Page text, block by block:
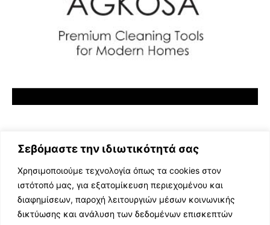
Σεβόμαστε την ιδιωτικότητά σας
Χρησιμοποιούμε τεχνολογία όπως τα cookies στον
ιστότοπό μας, για εξατομίκευση περιεχομένου και
διαφημίσεων, παροχή λειτουργιών μέσων κοινωνικής
δικτύωσης και ανάλυση των δεδομένων επισκεπτών
ΕΛΛΗΝΙΚΗ ΜΟΥΣΙΚΗ
TV SHOWS